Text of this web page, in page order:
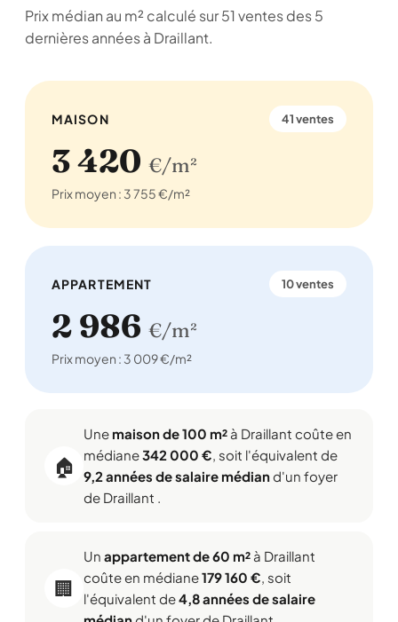
Prix médian au m² calculé sur 51 ventes des 5
dernières années à Draillant.
MAISON 41 ventes
3 420 €/m²
Prix moyen : 3 755 €/m²
APPARTEMENT 10 ventes
2 986 €/m²
Prix moyen : 3 009 €/m²
🏠
Une maison de 100 m² à Draillant coûte en
médiane342 000 €, soit l'équivalent de
9,2 années de salaire médiand'un foyer
de Draillant .
🏢
Un appartement de 60 m² à Draillant
coûte en médiane179 160 €, soit
l'équivalent de4,8 années de salaire